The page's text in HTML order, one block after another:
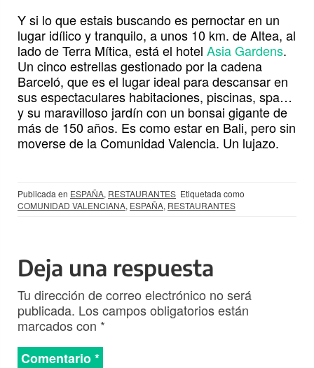
Y si lo que estais buscando es pernoctar en un
lugar idílico y tranquilo, a unos 10 km. de Altea, al
lado de Terra Mítica, está el hotel Asia Gardens.
Un cinco estrellas gestionado por la cadena
Barceló, que es el lugar ideal para descansar en
sus espectaculares habitaciones, piscinas, spa…
y su maravilloso jardín con un bonsai gigante de
más de 150 años. Es como estar en Bali, pero sin
moverse de la Comunidad Valencia. Un lujazo.
Publicada en ESPAÑA, RESTAURANTES Etiquetada como
COMUNIDAD VALENCIANA, ESPAÑA, RESTAURANTES
Deja una respuesta
Tu dirección de correo electrónico no será
publicada. Los campos obligatorios están
marcados con *
Comentario*